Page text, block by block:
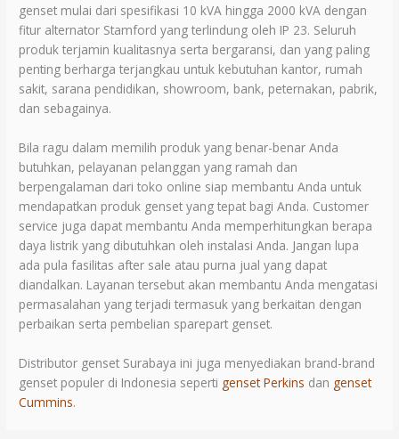
genset mulai dari spesifikasi 10 kVA hingga 2000 kVA dengan
fitur alternator Stamford yang terlindung oleh IP 23. Seluruh
produk terjamin kualitasnya serta bergaransi, dan yang paling
penting berharga terjangkau untuk kebutuhan kantor, rumah
sakit, sarana pendidikan, showroom, bank, peternakan, pabrik,
dan sebagainya.
Bila ragu dalam memilih produk yang benar-benar Anda
butuhkan, pelayanan pelanggan yang ramah dan
berpengalaman dari toko online siap membantu Anda untuk
mendapatkan produk genset yang tepat bagi Anda. Customer
service juga dapat membantu Anda memperhitungkan berapa
daya listrik yang dibutuhkan oleh instalasi Anda. Jangan lupa
ada pula fasilitas after sale atau purna jual yang dapat
diandalkan. Layanan tersebut akan membantu Anda mengatasi
permasalahan yang terjadi termasuk yang berkaitan dengan
perbaikan serta pembelian sparepart genset.
Distributor genset Surabaya ini juga menyediakan brand-brand
genset populer di Indonesia seperti genset Perkins dan genset
Cummins.